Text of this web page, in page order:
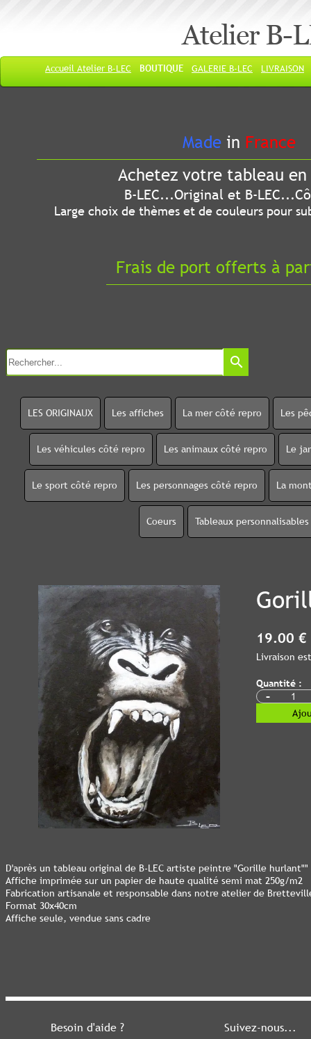
Atelier B-
Accueil Atelier B-LEC BOUTIQUE GALERIE B-LEC LIVRAISON
Besoin d'aide ? Suivez-nous...
Made in France
Achetez votre tableau
B-LEC...Original et B-
Large choix de thèmes et de couleurs pour
Frais de port offerts à
search
LES ORIGINAUX Les affiches La mer côté repro Les
Les véhicules côté repro Les animaux côté repro Le
Le sport côté repro Les personnages côté repro La
Coeurs Tableaux personnalisables
19.00 €
Livraison
Quantité :
-
D'après un tableau original de B-LEC artiste peintre "Gorille hurlant""
Affiche imprimée sur un papier de haute qualité semi mat 250g/m2
Fabrication artisanale et responsable dans notre atelier de
Format 30x40cm
Affiche seule, vendue sans cadre